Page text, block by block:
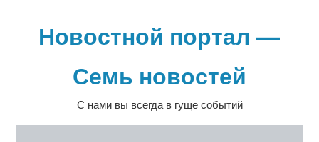
содержимомуНовостной портал —
Семь новостей
С нами вы всегда в гуще событий